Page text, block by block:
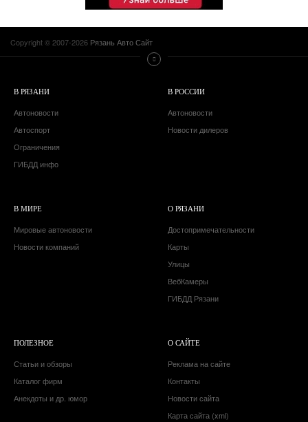
Copyright © 2007-2026 Рязань Авто Сайт
В РЯЗАНИ
Автоновости
Автоспорт
Ограничения
ГИБДД инфо
В РОССИИ
Автоновости
Новости дилеров
В МИРЕ
Мировые автоновости
Новости компаний
О РЯЗАНИ
Достопримечательности
Карты
Улицы
ВебКамеры
ГИБДД Рязани
ПОЛЕЗНОЕ
Статьи и обзоры
Каталог фирм
Анекдоты и др. юмор
О САЙТЕ
Реклама на сайте
Контакты
Новости сайта
Карта сайта (xml)